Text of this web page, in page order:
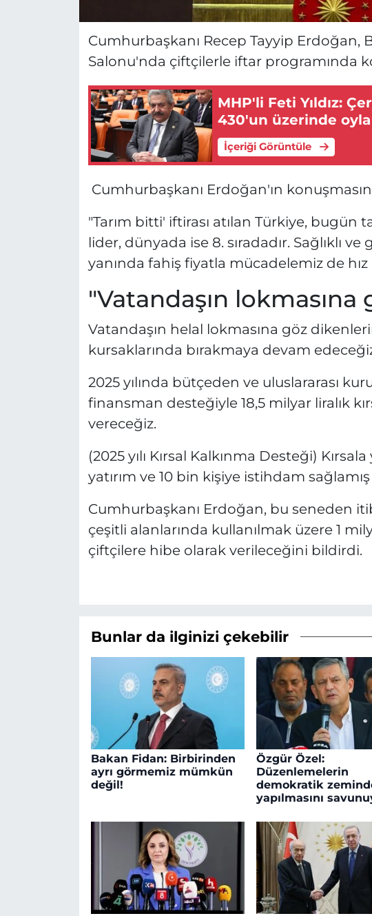
Cumhurbaşkanı Recep Tayyip Erdoğan,
Salonu'nda çiftçilerle iftar programında
MHP'li Feti Yıldız:
430'un üzerinde
İçeriği Görüntüle
Cumhurbaşkanı Erdoğan'ın
"Tarım bitti' iftirası atılan Türkiye, bugün
lider, dünyada ise 8. sıradadır. Sağlıklı
yanında fahiş fiyatla mücadelemiz de
"Vatandaşın lokmasına
Vatandaşın helal lokmasına göz
kursaklarında bırakmaya devam
2025 yılında bütçeden ve uluslararası
finansman desteğiyle 18,5 milyar liralık
vereceğiz.
(2025 yılı Kırsal Kalkınma Desteği)
yatırım ve 10 bin kişiye istihdam sağlamış
Cumhurbaşkanı Erdoğan, bu seneden
çeşitli alanlarında kullanılmak üzere 1
çiftçilere hibe olarak verileceğini bildirdi.
Bunlar da ilginizi çekebilir
Bakan Fidan: Birbirinden
ayrı görmemiz mümkün
değil!
Özgür Özel:
Düzenlemelerin
demokratik
yapılmasını